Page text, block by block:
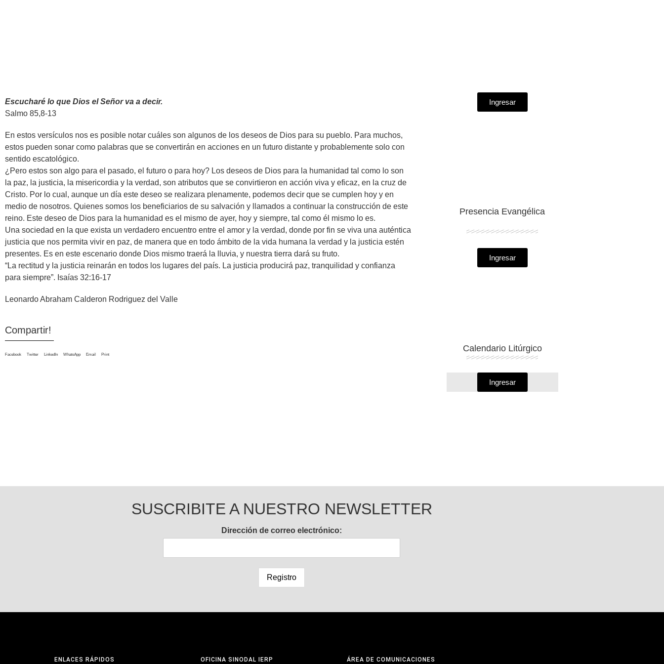
Escucharé lo que Dios el Señor va a decir.
Salmo 85,8-13
En estos versículos nos es posible notar cuáles son algunos de los deseos de Dios para su pueblo. Para muchos,
estos pueden sonar como palabras que se convertirán en acciones en un futuro distante y probablemente solo con
sentido escatológico.
¿Pero estos son algo para el pasado, el futuro o para hoy? Los deseos de Dios para la humanidad tal como lo son
la paz, la justicia, la misericordia y la verdad, son atributos que se convirtieron en acción viva y eficaz, en la cruz de
Cristo. Por lo cual, aunque un día este deseo se realizara plenamente, podemos decir que se cumplen hoy y en
medio de nosotros. Quienes somos los beneficiarios de su salvación y llamados a continuar la construcción de este
reino. Este deseo de Dios para la humanidad es el mismo de ayer, hoy y siempre, tal como él mismo lo es.
Una sociedad en la que exista un verdadero encuentro entre el amor y la verdad, donde por fin se viva una auténtica
justicia que nos permita vivir en paz, de manera que en todo ámbito de la vida humana la verdad y la justicia estén
presentes. Es en este escenario donde Dios mismo traerá la lluvia, y nuestra tierra dará su fruto.
“La rectitud y la justicia reinarán en todos los lugares del país. La justicia producirá paz, tranquilidad y confianza
para siempre”. Isaías 32:16-17
Leonardo Abraham Calderon Rodriguez del Valle
Compartir!
Facebook Twitter LinkedIn WhatsApp Email Print
Ingresar
Presencia Evangélica
Ingresar
Calendario Litúrgico
Ingresar
SUSCRIBITE A NUESTRO NEWSLETTER
Dirección de correo electrónico:
ENLACES RÁPIDOS OFICINA SINODAL IERP ÁREA DE COMUNICACIONES